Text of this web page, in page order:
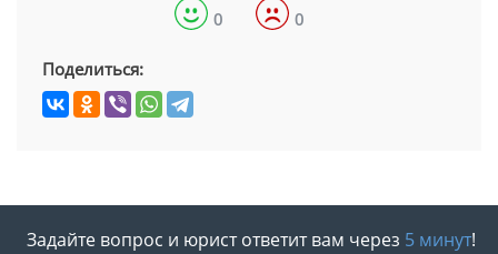
0 0
Поделиться:
Задайте вопрос и юрист ответит вам через 5 минут!